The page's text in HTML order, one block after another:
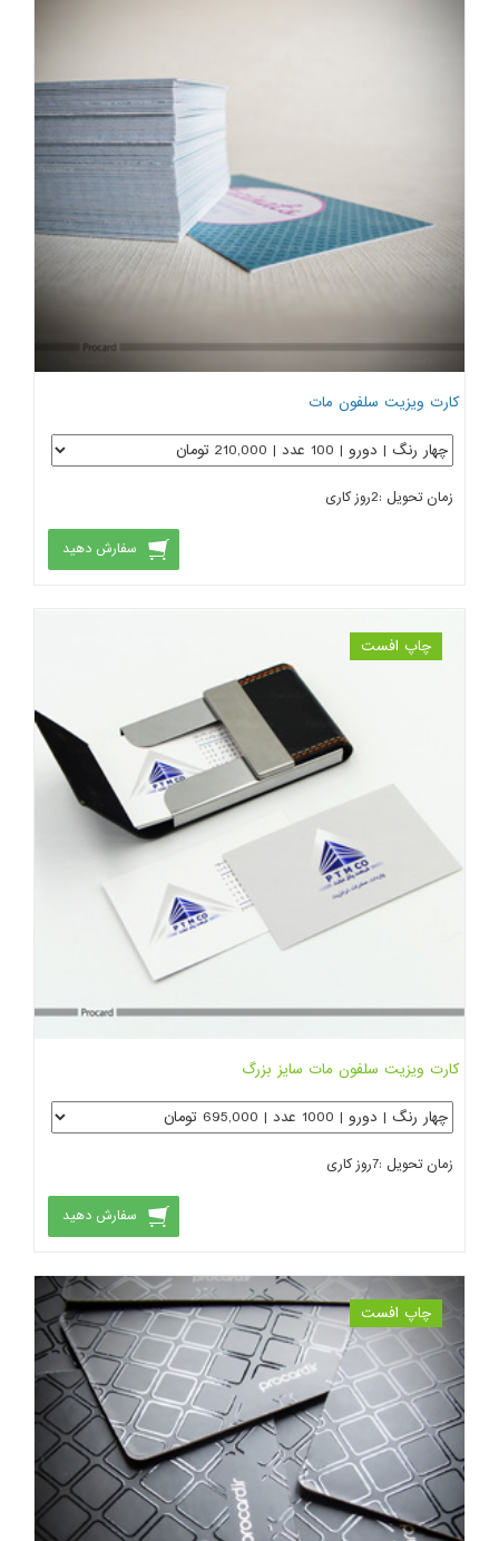
کارت ویزیت سلفون مات
زمان تحویل :2روز کاری
سفارش دهید
چاپ افست
کارت ویزیت سلفون مات سایز بزرگ
زمان تحویل :7روز کاری
سفارش دهید
چاپ افست